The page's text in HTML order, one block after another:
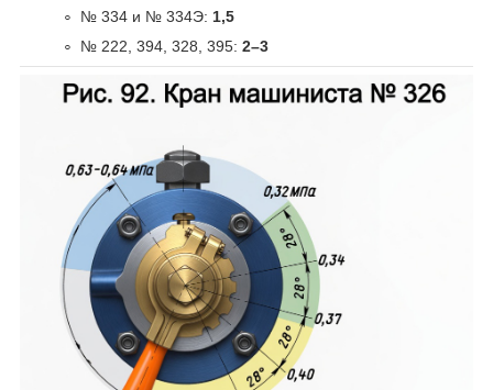
№ 334 и № 334Э: 1,5
№ 222, 394, 328, 395: 2–3